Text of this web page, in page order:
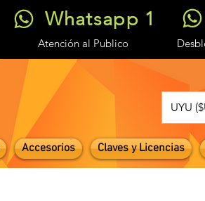
Whatsapp 1
Atención al Publico
UYU
Accesorios Claves y Licencias